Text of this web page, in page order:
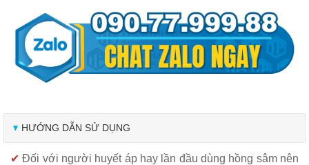
HƯỚNG DẪN SỬ DỤNG
✔Đối với người huyết áp hay lần đầu dùng hồng sâm nên